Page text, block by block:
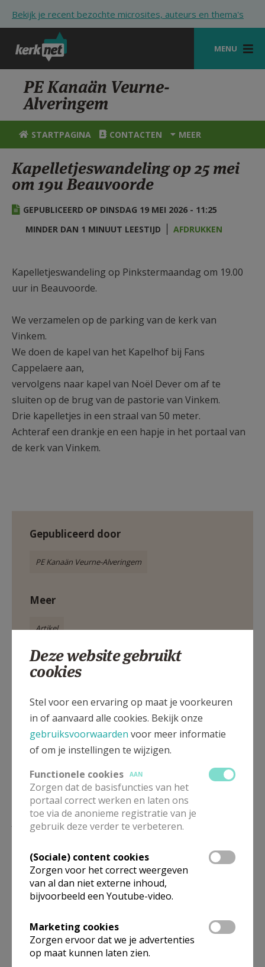
Bekijk je recent bezochte microsites, auteurs en thema's
MENU
STARTPAGINA
KERK
VIERINGEN
ZOEKEN
HULP
STARTPAGINA PORTAAL
AANMELDEN OF REGISTREREN
PE Kanaän Veurne-
Alveringem
STARTPAGINA CONTACTEN MEER
Kapelletjeswandeling op 25 mei
om 19u Beauvoorde
GEPUBLICEERD OP DINSDAG 19 MEI 2026 - 11:25
MINDER DAN 1 MINUUT LEESTIJD
AFDRUKKEN
Kapelletjeswandeling op Pinkstermaandag om 19.00
uur in Beauvoorde.
We verzamelen op de parking van de kerk van
Vinkem.
We doen de kapel van het Kapelhof bij Fans
Cappelaere aan,
vervolgens naar kapel van Noël Dever om af te
sluiten op de brug van de pastorie van Vinkem.
Drie kapelletjes in een straal van 50 meter.
Achteraf een drankje en een hapje in het portaal van
de kerk van Vinkem.
Gepubliceerd door
PE Kanaän Veurne-Alveringem
Meer
Artikel
Deel dit artikel
Lees meer
Deze website gebruikt
cookies
Stel voor een ervaring op maat je voorkeuren
in of aanvaard alle cookies. Bekijk onze
gebruiksvoorwaarden voor meer informatie
of om je instellingen te wijzigen.
Functionele cookies
AAN
Zorgen dat de basisfuncties van het
portaal correct werken en laten ons
toe via de anonieme registratie van je
gebruik deze verder te verbeteren.
(Sociale) content cookies
Zorgen voor het correct weergeven
van al dan niet externe inhoud,
bijvoorbeeld een Youtube-video.
Marketing cookies
Zorgen ervoor dat we je advertenties
op maat kunnen laten zien.